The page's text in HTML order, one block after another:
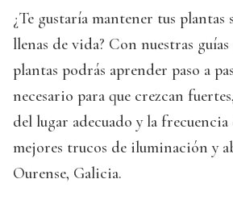
¿Te gustaría mantener tus plantas
llenas de vida? Con nuestras
plantas podrás aprender paso a
necesario para que crezcan
del lugar adecuado y la
mejores trucos de iluminación y
Ourense, Galicia.